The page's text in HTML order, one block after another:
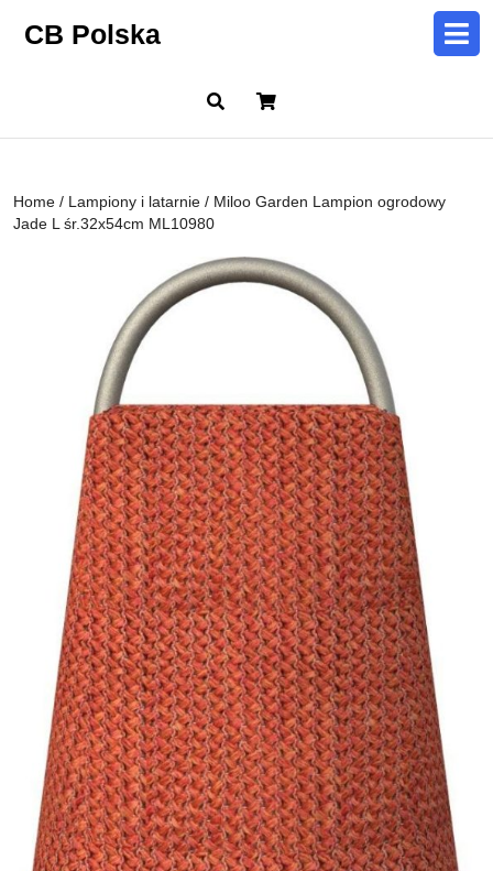
CB Polska
Cart
Home / Lampiony i latarnie / Miloo Garden Lampion ogrodowy
Jade L śr.32x54cm ML10980